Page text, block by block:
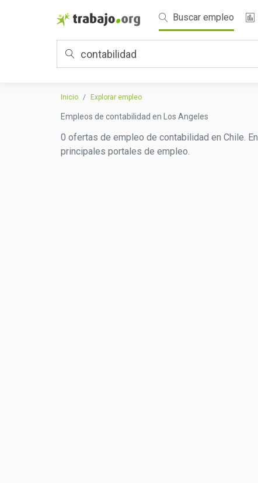
Buscar empleo
Inicio Explorar empleo
Empleos de contabilidad en Los Angeles
0 ofertas de empleo de contabilidad en Chile.
principales portales de empleo.